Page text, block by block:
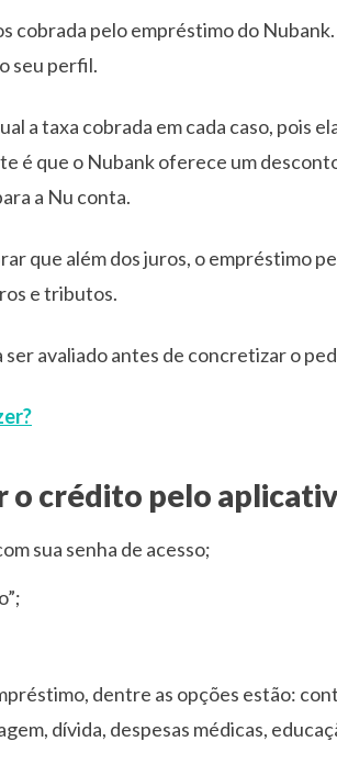
cobrada pelo empréstimo do
seu perfil.
a taxa cobrada em cada caso, pois
é que o Nubank oferece um
a Nu conta.
que além dos juros, o empréstimo
e tributos.
avaliado antes de concretizar o
o crédito pelo
sua senha de acesso;
dentre as opções estão:
dívida, despesas médicas,